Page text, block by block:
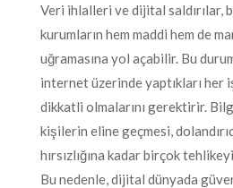
Veri ihlalleri ve dijital saldırılar,
kurumların hem maddi hem de
uğramasına yol açabilir. Bu
internet üzerinde yaptıkları her
dikkatli olmalarını gerektirir.
kişilerin eline geçmesi,
hırsızlığına kadar birçok
Bu nedenle, dijital dünyada